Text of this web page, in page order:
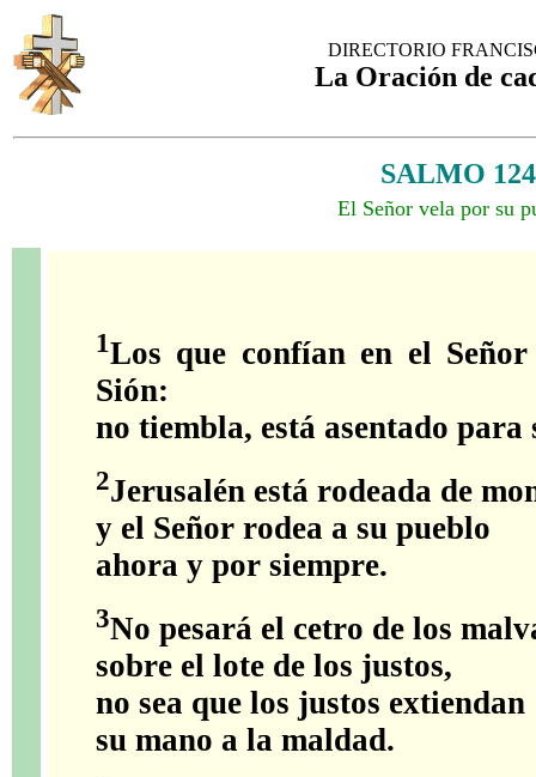
DIRECTORIO
La Oración de
SALMO 124
El Señor vela por su
1Los que confían en el
Sión:
no tiembla, está asentado para
2Jerusalén está rodeada de
y el Señor rodea a su pueblo
ahora y por siempre.
3No pesará el cetro de los
sobre el lote de los justos,
no sea que los justos extiendan
su mano a la maldad.